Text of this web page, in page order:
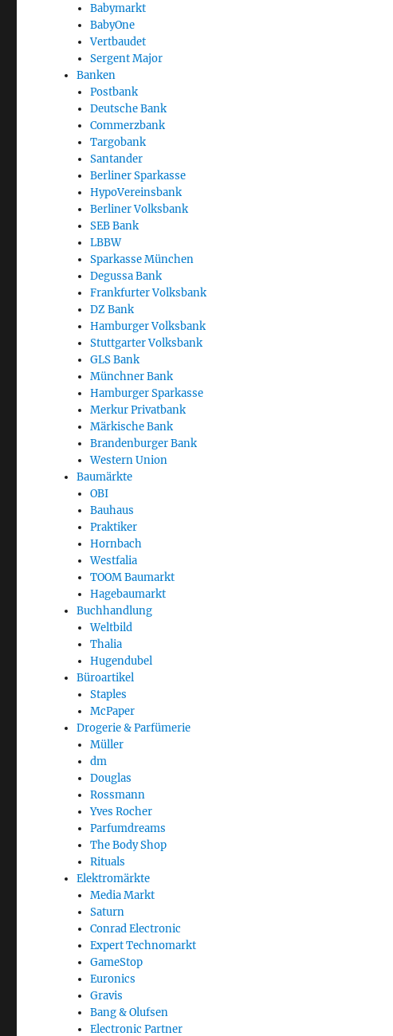
Babymarkt
BabyOne
Vertbaudet
Sergent Major
Banken
Postbank
Deutsche Bank
Commerzbank
Targobank
Santander
Berliner Sparkasse
HypoVereinsbank
Berliner Volksbank
SEB Bank
LBBW
Sparkasse München
Degussa Bank
Frankfurter Volksbank
DZ Bank
Hamburger Volksbank
Stuttgarter Volksbank
GLS Bank
Münchner Bank
Hamburger Sparkasse
Merkur Privatbank
Märkische Bank
Brandenburger Bank
Western Union
Baumärkte
OBI
Bauhaus
Praktiker
Hornbach
Westfalia
TOOM Baumarkt
Hagebaumarkt
Buchhandlung
Weltbild
Thalia
Hugendubel
Büroartikel
Staples
McPaper
Drogerie & Parfümerie
Müller
dm
Douglas
Rossmann
Yves Rocher
Parfumdreams
The Body Shop
Rituals
Elektromärkte
Media Markt
Saturn
Conrad Electronic
Expert Technomarkt
GameStop
Euronics
Gravis
Bang & Olufsen
Electronic Partner